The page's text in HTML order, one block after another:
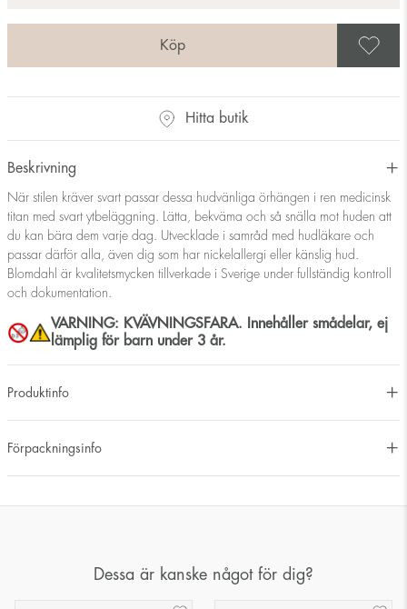
Hitta butik
Beskrivning
När stilen kräver svart passar dessa hudvänliga örhängen i ren medicinsk
titan med svart ytbeläggning. Lätta, bekväma och så snälla mot huden att
du kan bära dem varje dag. Utvecklade i samråd med hudläkare och
passar därför alla, även dig som har nickelallergi eller känslig hud.
Blomdahl är kvalitetsmycken tillverkade i Sverige under fullständig kontroll
och dokumentation.
VARNING: KVÄVNINGSFARA. Innehåller smådelar, ej
lämplig för barn under 3 år.
Produktinfo
Förpackningsinfo
Dessa är kanske något för dig?